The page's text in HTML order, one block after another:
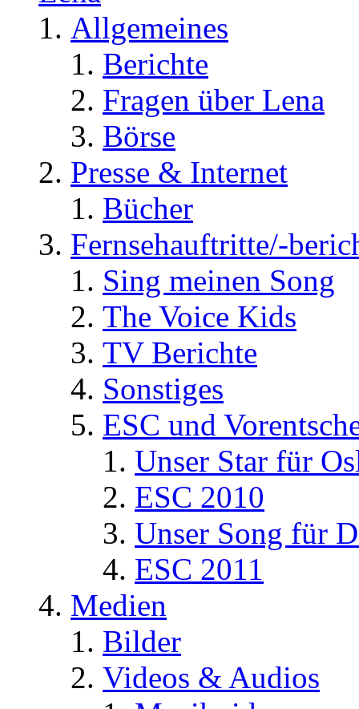
Allgemeines
Berichte
Fragen über Lena
Börse
Presse & Internet
Bücher
Fernsehauftritte/-
Sing meinen Song
The Voice Kids
TV Berichte
Sonstiges
ESC und
Unser Star für
ESC 2010
Unser Song für
ESC 2011
Medien
Bilder
Videos & Audios